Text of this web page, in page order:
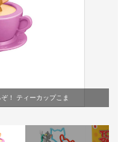
！ ティーカップこま